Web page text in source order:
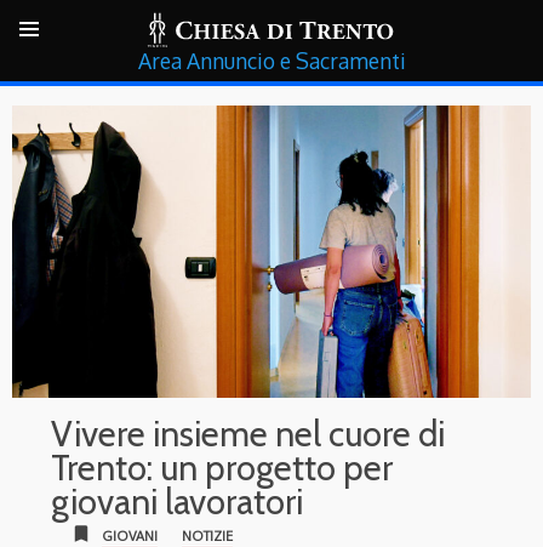
Annuncio e Sacramenti
Vivere insieme nel cuore di
Trento: un progetto per
giovani lavoratori
bookmark GIOVANI NOTIZIE